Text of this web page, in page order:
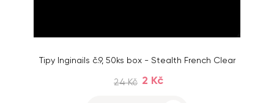
Tipy Inginails č.9, 50ks box - Stealth French Clear
24 Kč 2 Kč